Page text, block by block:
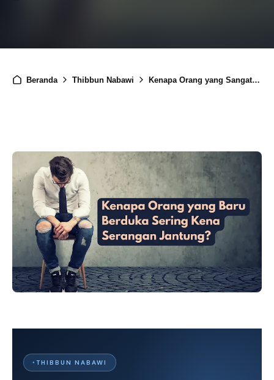
Beranda Thibbun Nabawi Kenapa Orang yang Sangat Bersedih Sering Sakit? Inilah Penjelasan Ilmiah Thibbun Nabawi tentang Huzun
THIBBUN NABAWI